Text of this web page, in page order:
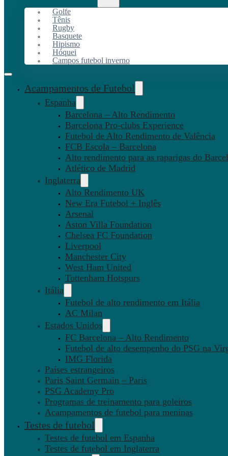
Golfe
Tênis
Rugby
Basquete
Hipismo
Hóquei
Campos futebol inverno
Acampamentos de Futebol
Espanha
Barcelona – Alto Rendimento
Barcelona Pro-clubs Experience
Futebol de Alto Rendimento de Valência
FCB Escola – Barcelona
Alto rendimento para as raparigas do
Atlético de Madrid
Inglaterra
Alto Rendimento UK
New Era Futebol + Inglês
Arsenal
Aston Villa Foundation
Chelsea FC Foundation
Liverpool
Manchester City
West Ham United
Tottenham Hotspurs
Itália
Futebol de alto rendimento em Itália
AC Milan
Estados Unidos
FC Barcelona – Alto Rendimento
Futebol de alto desempenho do PSG na
IMG Florida
Países estrangeiros
Paris Saint Germain – Paris
PSG Academy Pro
Programas de treinamento para goleiros
Acampamentos de futebol para meninas
Testes de futebol
Testes de futebol em Espanha
Testes de futebol em Inglaterra